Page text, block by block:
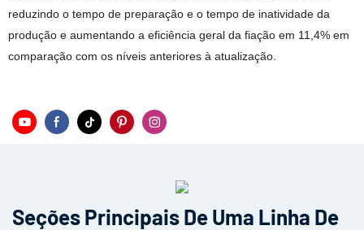
reduzindo o tempo de preparação e o tempo de inatividade da
produção e aumentando a eficiência geral da fiação em 11,4% em
comparação com os níveis anteriores à atualização.
Seções Principais De Uma Linha De